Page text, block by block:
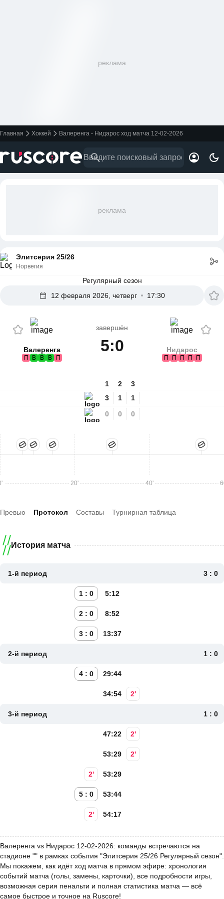
реклама
Главная Хоккей Валеренга - Нидарос ход матча 12-02-2026
реклама
Элитсерия 25/26
Норвегия
Регулярный сезон
12 февраля 2026, четверг
17:30
Валеренга
П В В В П
завершён
5:0 Нидарос
П П П П П
1
3
0
2
1
0
3
1
0
20' 40'
Превью Протокол Составы Турнирная таблица
История матча
1-й период 3 : 0
1 : 0 5:12
2 : 0 8:52
3 : 0 13:37
2-й период 1 : 0
4 : 0 29:44
2'
34:54
3-й период 1 : 0
2'
47:22
2'
53:29
2' 53:29
5 : 0 53:44
2' 54:17
Валеренга vs Нидарос 12-02-2026: команды встречаются на
стадионе "" в рамках события "Элитсерия 25/26 Регулярный сезон".
Мы покажем, как идёт ход матча в прямом эфире: хронология
событий матча (голы, замены, карточки), все подробности игры,
возможная серия пенальти и полная статистика матча — всё
самое быстрое и точное на Ruscore!